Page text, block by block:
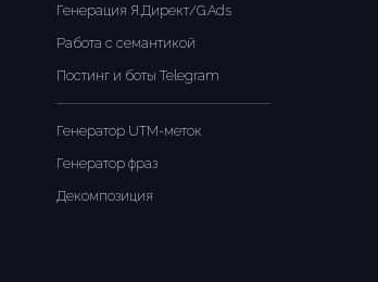
Генерация Я.Директ/G.Ads
Работа с семантикой
Постинг и боты Telegram
Генератор UTM-меток
Генератор фраз
Декомпозиция